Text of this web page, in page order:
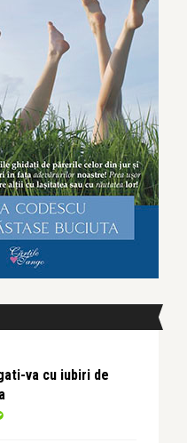
va cu iubiri de